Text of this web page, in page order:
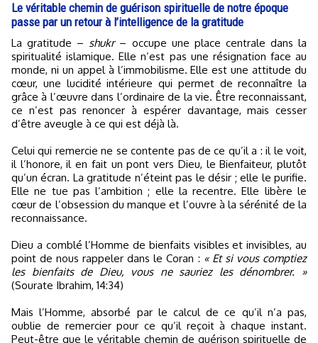
Le véritable chemin de guérison spirituelle de notre époque
passe par un retour à l’intelligence de la gratitude
La gratitude – shukr– occupe une place centrale dans la
spiritualité islamique. Elle n’est pas une résignation face au
monde, ni un appel à l’immobilisme. Elle est une attitude du
cœur, une lucidité intérieure qui permet de reconnaître la
grâce à l’œuvre dans l’ordinaire de la vie. Être reconnaissant,
ce n’est pas renoncer à espérer davantage, mais cesser
d’être aveugle à ce qui est déjà là.
Celui qui remercie ne se contente pas de ce qu’il a : il le voit,
il l’honore, il en fait un pont vers Dieu, le Bienfaiteur, plutôt
qu’un écran. La gratitude n’éteint pas le désir ; elle le purifie.
Elle ne tue pas l’ambition ; elle la recentre. Elle libère le
cœur de l’obsession du manque et l’ouvre à la sérénité de la
reconnaissance.
Dieu a comblé l’Homme de bienfaits visibles et invisibles, au
point de nous rappeler dans le Coran : « Et si vous comptiez
les bienfaits de Dieu, vous ne sauriez les dénombrer. »
(Sourate Ibrahim, 14:34)
Mais l’Homme, absorbé par le calcul de ce qu’il n’a pas,
oublie de remercier pour ce qu’il reçoit à chaque instant.
Peut-être que le véritable chemin de guérison spirituelle de